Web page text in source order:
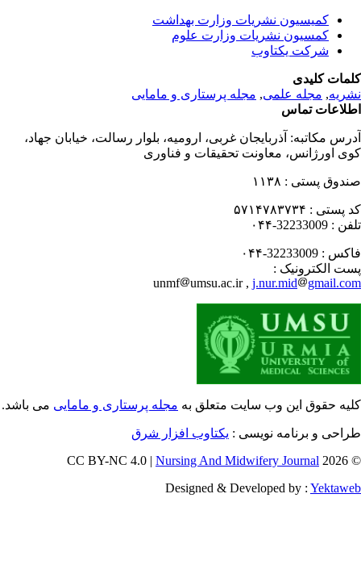
کمیسیون نشریات وزارت بهداشت
کمسیون نشریات وزارت علوم
شرکت یکتاوب
کلیدی
,مجله علمی, مجله پرستاری و مامایی
تماس
مکاتبه:آذربایجان غربی، ارومیه، بلوار رسالت، خیابان جهاد،
اورژانس، معاونت تحقیقات و فناوری
پستی : ۱۱۳۸
پستی : ۵۷۱۴۷۸۳۷۳۴
: 32233009-۰۴۴
: 32233009-۰۴۴
الکترونیک :
unmf
umsu.ac.ir ,j.nur.mid
حقوق این وب سایت متعلق بهمجله پرستاری و ماماییمی باشد.
و برنامه نویسی : یکتاوب افزار شرق
©
Nursing And Midwifery Journal
Designed & Developed by :